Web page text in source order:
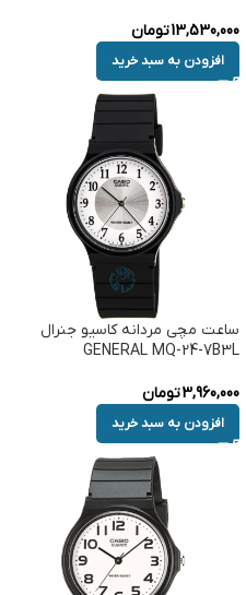
13,530,000تومان
افزودن به سبد خرید
ساعت مچی مردانه کاسیو جنرال
GENERAL MQ-24-7B3L
3,960,000تومان
افزودن به سبد خرید